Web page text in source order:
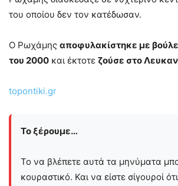
του οποίου δεν τον κατέδωσαν.
Ο Ρωχάμης αποφυλακίστηκε με
του 2000 και έκτοτε ζούσε στο
topontiki.gr
Το ξέρουμε…
Το να βλέπετε αυτά τα μηνύματα
κουραστικό. Και να είστε σίγουροί